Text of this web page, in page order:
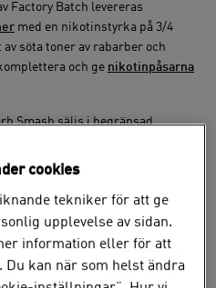
Factory Batch levereras
med en nikotinstyrka på 3/4
söta toner av rabarber och
och ge nikotinpåsarna
Smash säljs i begränsad
cookies
tekniker för att ge
upplevelse av sidan.
information eller för att
kan när som helst ändra